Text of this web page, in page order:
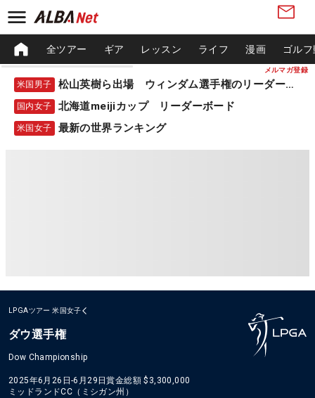
メルマガ登録
全ツアー ギア レッスン ライフ 漫画 ゴル
米国男子 松山英樹ら出場 ウィンダム選手権のリーダーボード
国内女子 北海道meijiカップ リーダーボード
米国女子 最新の世界ランキング
LPGAツアー 米国女子
ダウ選手権
Dow Championship
2025年6月26日-6月29日賞金総額 $3,300,000
ミッドランドCC（ミシガン州）